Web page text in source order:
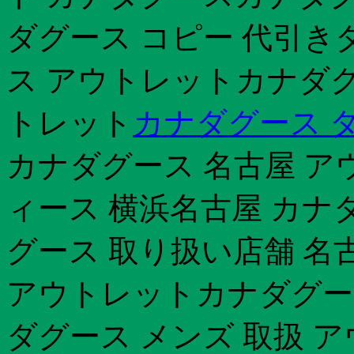
ダグース コピー 代引き
ス アウトレットカナダ
トレット カナダグース
カナダグース 名古屋 ア
ィース 横浜名古屋 カナ
グース 取り扱い店舗 名
アウトレットカナダグ
ダグース メンズ 取扱